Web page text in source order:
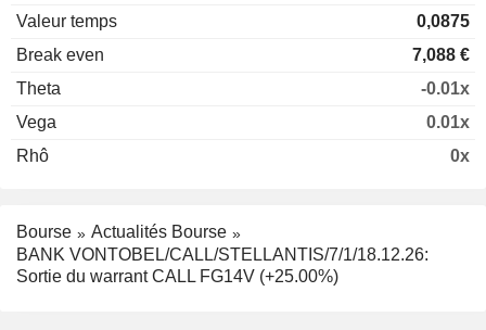
Valeur temps
0,0875
Break even
7,088 €
Theta
-0.01x
Vega
0.01x
Rhô
0x
Bourse
Actualités Bourse
BANK VONTOBEL/CALL/STELLANTIS/7/1/18.12.26:
Sortie du warrant CALL FG14V (+25.00%)